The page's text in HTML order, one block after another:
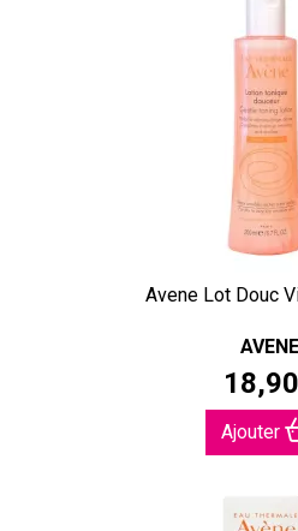
Avene Lot Douc
AVENE
18,90
Ajouter